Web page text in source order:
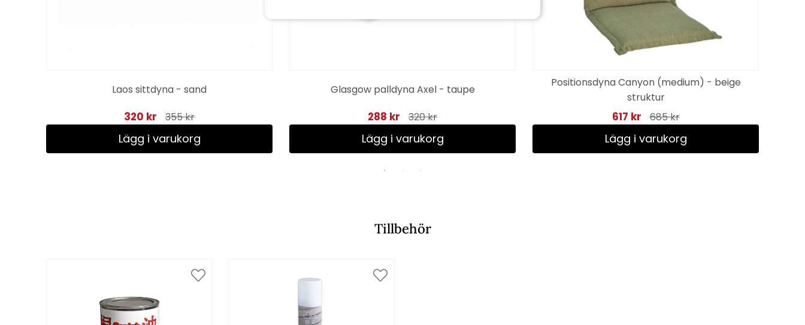
Laos sittdyna - sand
320 kr 355 kr
Lägg i varukorg
Glasgow palldyna Axel - taupe
288 kr 320 kr
Lägg i varukorg
Positionsdyna Canyon (medium) - beige
struktur
617 kr 685 kr
Lägg i varukorg
Tillbehör